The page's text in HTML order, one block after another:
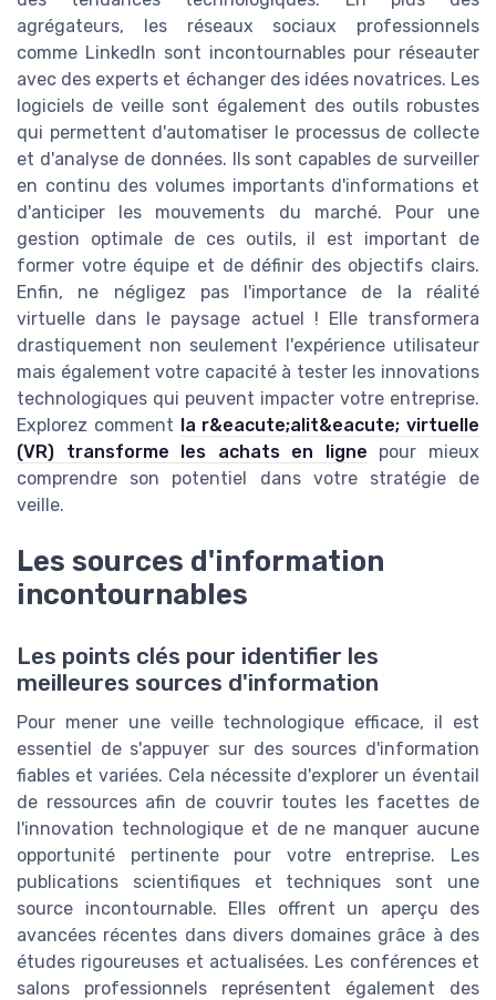
agrégateurs, les réseaux sociaux professionnels
comme LinkedIn sont incontournables pour réseauter
avec des experts et échanger des idées novatrices. Les
logiciels de veille sont également des outils robustes
qui permettent d'automatiser le processus de collecte
et d'analyse de données. Ils sont capables de surveiller
en continu des volumes importants d'informations et
d'anticiper les mouvements du marché. Pour une
gestion optimale de ces outils, il est important de
former votre équipe et de définir des objectifs clairs.
Enfin, ne négligez pas l'importance de la réalité
virtuelle dans le paysage actuel ! Elle transformera
drastiquement non seulement l'expérience utilisateur
mais également votre capacité à tester les innovations
technologiques qui peuvent impacter votre entreprise.
Explorez comment
la r&eacute;alit&eacute; virtuelle
(VR) transforme les achats en ligne pour mieux
comprendre son potentiel dans votre stratégie de
veille.
Les sources d'information
incontournables
Les points clés pour identifier les
meilleures sources d'information
Pour mener une veille technologique efficace, il est
essentiel de s'appuyer sur des sources d'information
fiables et variées. Cela nécessite d'explorer un éventail
de ressources afin de couvrir toutes les facettes de
l'innovation technologique et de ne manquer aucune
opportunité pertinente pour votre entreprise. Les
publications scientifiques et techniques sont une
source incontournable. Elles offrent un aperçu des
avancées récentes dans divers domaines grâce à des
études rigoureuses et actualisées. Les conférences et
salons professionnels représentent également des